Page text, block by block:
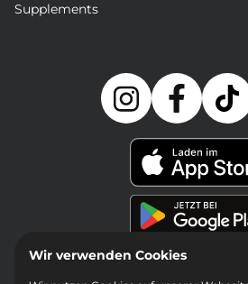
Supplements
Wir verwenden Cookies